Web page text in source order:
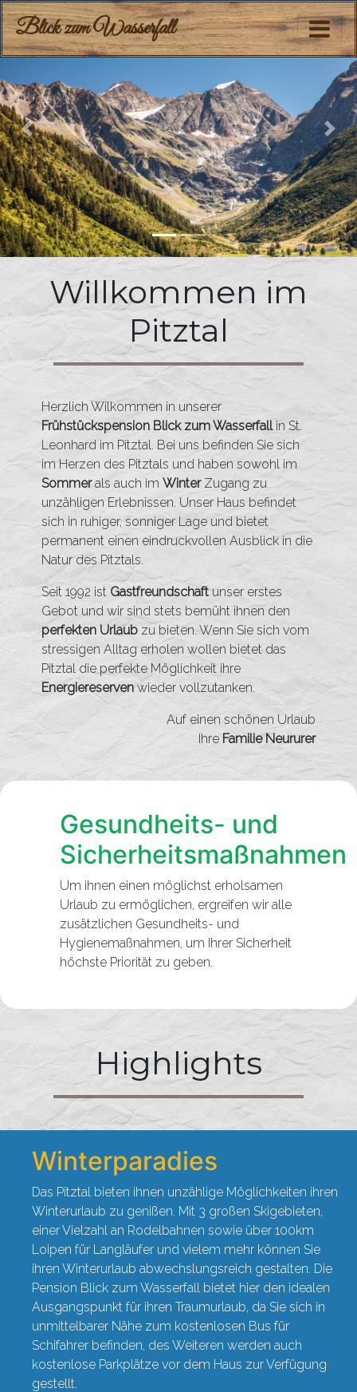
Blick zum Wasserfall
Previous Next
Willkommen im
Pitztal
Herzlich Wilkommen in unserer
Frühstückspension Blick zum Wasserfallin St.
Leonhard im Pitztal. Bei uns befinden Sie sich
im Herzen des Pitztals und haben sowohl im
Sommerals auch imWinterZugang zu
unzähligen Erlebnissen. Unser Haus befindet
sich in ruhiger, sonniger Lage und bietet
permanent einen eindruckvollen Ausblick in die
Natur des Pitztals.
Seit 1992 ist Gastfreundschaftunser erstes
Gebot und wir sind stets bemüht ihnen den
perfekten Urlaub zu bieten. Wenn Sie sich vom
stressigen Alltag erholen wollen bietet das
Pitztal die perfekte Möglichkeit ihre
Energiereserven wieder vollzutanken.
Auf einen schönen Urlaub
Ihre Familie Neururer
Gesundheits- und
Sicherheitsmaßnahmen
Um ihnen einen möglichst erholsamen
Urlaub zu ermöglichen, ergreifen wir alle
zusätzlichen Gesundheits- und
Hygienemaßnahmen, um Ihrer Sicherheit
höchste Priorität zu geben.
Highlights
Winterparadies
Das Pitztal bieten ihnen unzählige Möglichkeiten ihren
Winterurlaub zu genißen. Mit 3 großen Skigebieten,
einer Vielzahl an Rodelbahnen sowie über 100km
Loipen für Langläufer und vielem mehr können Sie
ihren Winterurlaub abwechslungsreich gestalten. Die
Pension Blick zum Wasserfall bietet hier den idealen
Ausgangspunkt für ihren Traumurlaub, da Sie sich in
unmittelbarer Nähe zum kostenlosen Bus für
Schifahrer befinden, des Weiteren werden auch
kostenlose Parkplätze vor dem Haus zur Verfügung
gestellt.